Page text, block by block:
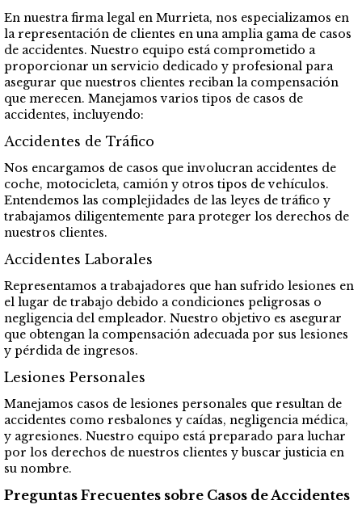
En nuestra firma legal en Murrieta, nos especializamos en
la representación de clientes en una amplia gama de casos
de accidentes. Nuestro equipo está comprometido a
proporcionar un servicio dedicado y profesional para
asegurar que nuestros clientes reciban la compensación
que merecen. Manejamos varios tipos de casos de
accidentes, incluyendo:
Accidentes de Tráfico
Nos encargamos de casos que involucran accidentes de
coche, motocicleta, camión y otros tipos de vehículos.
Entendemos las complejidades de las leyes de tráfico y
trabajamos diligentemente para proteger los derechos de
nuestros clientes.
Accidentes Laborales
Representamos a trabajadores que han sufrido lesiones en
el lugar de trabajo debido a condiciones peligrosas o
negligencia del empleador. Nuestro objetivo es asegurar
que obtengan la compensación adecuada por sus lesiones
y pérdida de ingresos.
Lesiones Personales
Manejamos casos de lesiones personales que resultan de
accidentes como resbalones y caídas, negligencia médica,
y agresiones. Nuestro equipo está preparado para luchar
por los derechos de nuestros clientes y buscar justicia en
su nombre.
Preguntas Frecuentes sobre Casos de Accidentes